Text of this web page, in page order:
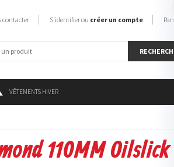
VÊTEMENTS HIVER
contacter S'identifier ou créer un compte
110MM Oilslick